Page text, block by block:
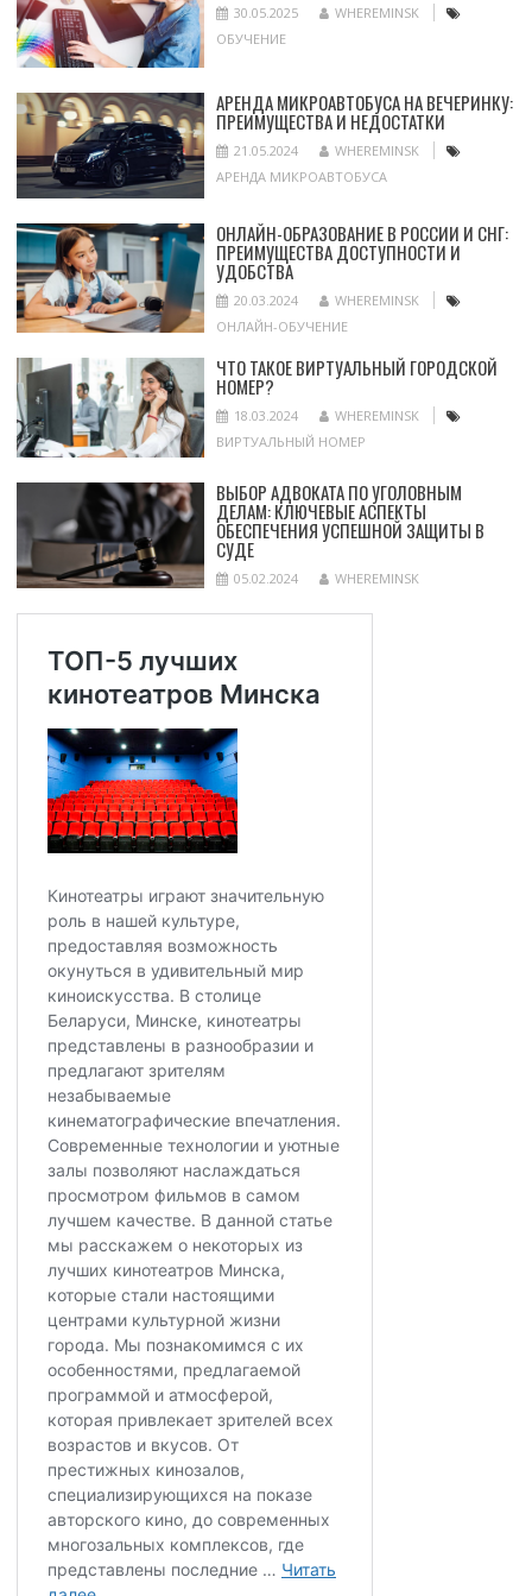
30.05.2025
WHEREMINSK
ОБУЧЕНИЕ
АРЕНДА МИКРОАВТОБУСА НА ВЕЧЕРИНКУ:
ПРЕИМУЩЕСТВА И НЕДОСТАТКИ
21.05.2024
WHEREMINSK
АРЕНДА МИКРОАВТОБУСА
ОНЛАЙН-ОБРАЗОВАНИЕ В РОССИИ И СНГ:
ПРЕИМУЩЕСТВА ДОСТУПНОСТИ И
УДОБСТВА
20.03.2024
WHEREMINSK
ОНЛАЙН-ОБУЧЕНИЕ
ЧТО ТАКОЕ ВИРТУАЛЬНЫЙ ГОРОДСКОЙ
НОМЕР?
18.03.2024
WHEREMINSK
ВИРТУАЛЬНЫЙ НОМЕР
ВЫБОР АДВОКАТА ПО УГОЛОВНЫМ
ДЕЛАМ: КЛЮЧЕВЫЕ АСПЕКТЫ
ОБЕСПЕЧЕНИЯ УСПЕШНОЙ ЗАЩИТЫ В
СУДЕ
05.02.2024 WHEREMINSK